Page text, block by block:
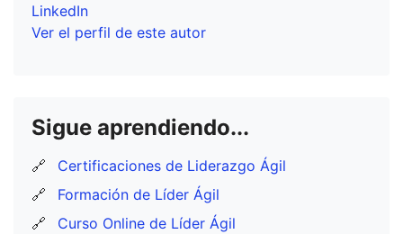
LinkedIn
Ver el perfil de este autor
Sigue aprendiendo...
🔗
Certificaciones de Liderazgo Ágil
🔗
Formación de Líder Ágil
🔗
Curso Online de Líder Ágil